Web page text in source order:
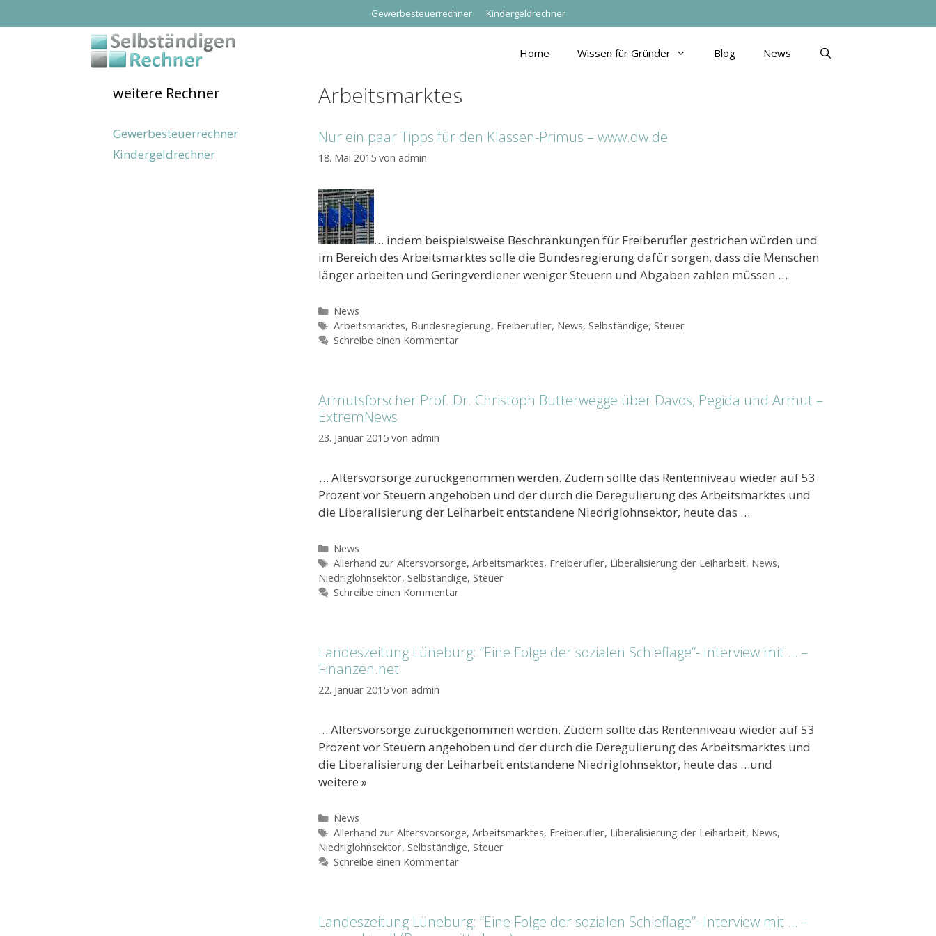
Inhalt
Gewerbesteuerrechner Kindergeldrechner
Home Wissen für Gründer Blog News
Arbeitsmarktes
Nur ein paar Tipps für den Klassen-Primus – www.dw.de
18. Mai 2015 von admin
… indem beispielsweise Beschränkungen für Freiberufler gestrichen würden und
im Bereich des Arbeitsmarktes solle die Bundesregierung dafür sorgen, dass die Menschen
länger arbeiten und Geringverdiener weniger Steuern und Abgaben zahlen müssen …
Kategorien
News
Schlagwörter
Arbeitsmarktes, Bundesregierung, Freiberufler, News, Selbständige, Steuer
Schreibe einen Kommentar
Armutsforscher Prof. Dr. Christoph Butterwegge über Davos, Pegida und Armut –
ExtremNews
23. Januar 2015 von admin
… Altersvorsorge zurückgenommen werden. Zudem sollte das Rentenniveau wieder auf 53
Prozent vor Steuern angehoben und der durch die Deregulierung des Arbeitsmarktes und
die Liberalisierung der Leiharbeit entstandene Niedriglohnsektor, heute das …
Kategorien
News
Schlagwörter
Allerhand zur Altersvorsorge, Arbeitsmarktes, Freiberufler, Liberalisierung der Leiharbeit, News,
Niedriglohnsektor, Selbständige, Steuer
Schreibe einen Kommentar
Landeszeitung Lüneburg: “Eine Folge der sozialen Schieflage”- Interview mit … –
Finanzen.net
22. Januar 2015 von admin
… Altersvorsorge zurückgenommen werden. Zudem sollte das Rentenniveau wieder auf 53
Prozent vor Steuern angehoben und der durch die Deregulierung des Arbeitsmarktes und
die Liberalisierung der Leiharbeit entstandene Niedriglohnsektor, heute das …und
weitere »
Kategorien
News
Schlagwörter
Allerhand zur Altersvorsorge, Arbeitsmarktes, Freiberufler, Liberalisierung der Leiharbeit, News,
Niedriglohnsektor, Selbständige, Steuer
Schreibe einen Kommentar
Landeszeitung Lüneburg: “Eine Folge der sozialen Schieflage”- Interview mit … –
weitere Rechner
Gewerbesteuerrechner
Kindergeldrechner